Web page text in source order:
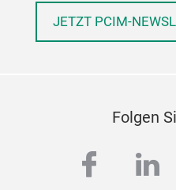
JETZT PCIM-
Folgen